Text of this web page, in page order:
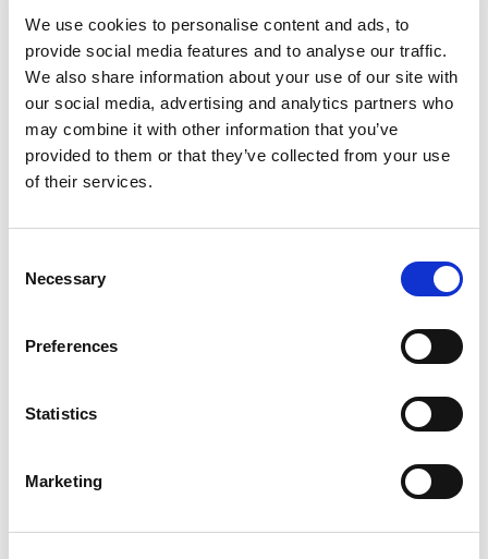
We use cookies to personalise content and ads, to
provide social media features and to analyse our traffic.
We also share information about your use of our site with
our social media, advertising and analytics partners who
may combine it with other information that you’ve
provided to them or that they’ve collected from your use
of their services.
Selection
Necessary
Preferences
Statistics
Marketing
l’analyse des aspirations des nouvelles
générations, pour les transformer en stratégies
concrètes et impactantes, déployées à l’échelle
des solutions complètes
Nous vous accompagnons à chaque
étape pour réfléchir, concevoir et
à vos enjeux.